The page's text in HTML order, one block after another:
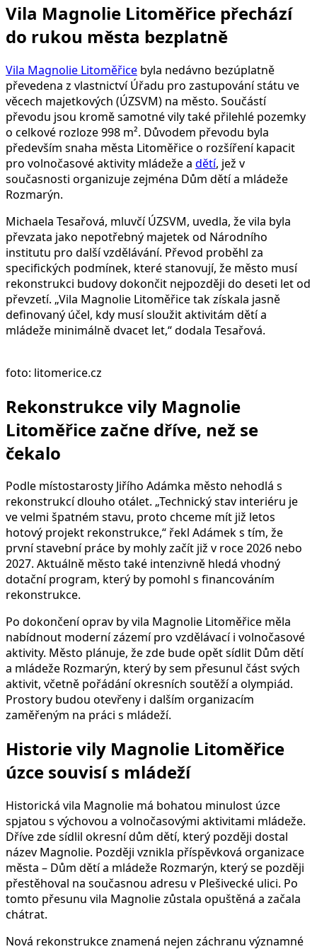
Vila Magnolie Litoměřice přechází
do rukou města bezplatně
Vila Magnolie Litoměřice byla nedávno bezúplatně
převedena z vlastnictví Úřadu pro zastupování státu ve
věcech majetkových (ÚZSVM) na město. Součástí
převodu jsou kromě samotné vily také přilehlé pozemky
o celkové rozloze 998 m². Důvodem převodu byla
především snaha města Litoměřice o rozšíření kapacit
pro volnočasové aktivity mládeže a dětí, jež v
současnosti organizuje zejména Dům dětí a mládeže
Rozmarýn.
Michaela Tesařová, mluvčí ÚZSVM, uvedla, že vila byla
převzata jako nepotřebný majetek od Národního
institutu pro další vzdělávání. Převod proběhl za
specifických podmínek, které stanovují, že město musí
rekonstrukci budovy dokončit nejpozději do deseti let od
převzetí. „Vila Magnolie Litoměřice tak získala jasně
definovaný účel, kdy musí sloužit aktivitám dětí a
mládeže minimálně dvacet let,“ dodala Tesařová.
foto: litomerice.cz
Rekonstrukce vily Magnolie
Litoměřice začne dříve, než se
čekalo
Podle místostarosty Jiřího Adámka město nehodlá s
rekonstrukcí dlouho otálet. „Technický stav interiéru je
ve velmi špatném stavu, proto chceme mít již letos
hotový projekt rekonstrukce,“ řekl Adámek s tím, že
první stavební práce by mohly začít již v roce 2026 nebo
2027. Aktuálně město také intenzivně hledá vhodný
dotační program, který by pomohl s financováním
rekonstrukce.
Po dokončení oprav by vila Magnolie Litoměřice měla
nabídnout moderní zázemí pro vzdělávací i volnočasové
aktivity. Město plánuje, že zde bude opět sídlit Dům dětí
a mládeže Rozmarýn, který by sem přesunul část svých
aktivit, včetně pořádání okresních soutěží a olympiád.
Prostory budou otevřeny i dalším organizacím
zaměřeným na práci s mládeží.
Historie vily Magnolie Litoměřice
úzce souvisí s mládeží
Historická vila Magnolie má bohatou minulost úzce
spjatou s výchovou a volnočasovými aktivitami mládeže.
Dříve zde sídlil okresní dům dětí, který později dostal
název Magnolie. Později vznikla příspěvková organizace
města – Dům dětí a mládeže Rozmarýn, který se později
přestěhoval na současnou adresu v Plešivecké ulici. Po
tomto přesunu vila Magnolie zůstala opuštěná a začala
chátrat.
Nová rekonstrukce znamená nejen záchranu významné